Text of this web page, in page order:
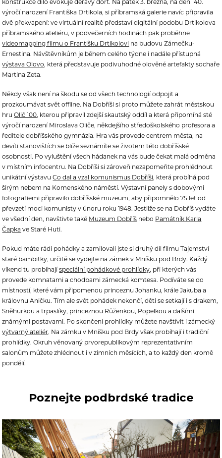
konstrukce dílo evokuje děravý dort. Na pátek 3. března, na den 140.
výročí narození Františka Drtikola, si příbramská galerie navíc připravila
dvě překvapení: ve virtuální realitě představí digitální podobu Drtikolova
příbramského ateliéru, v podvečerních hodinách pak proběhne
videomapping filmu o Františku Drtikolovi na budovu Zámečku-
Ernestina. Návštěvníkům je během celého týdne i nadále přístupná
výstava Olovo, která představuje podivuhodné olověné artefakty sochaře
Martina Zeta.
Někdy však není na škodu se od všech technologií odpojit a
prozkoumávat svět offline. Na Dobříši si proto můžete zahrát městskou
hruOlič 100, kterou připravil zdejší skautský oddíl a která připomíná sté
výročí narození Miroslava Oliče, někdejšího středoškolského profesora a
ředitele dobříšského gymnázia. Hra vás provede centrem města, na
devíti stanovištích se blíže seznámíte se životem této dobříšské
osobnosti. Po vyluštění všech hádanek na vás bude čekat malá odměna
v místním infocentru. Na Dobříši si zároveň nezapomeňte prohlédnout
unikátní výstavuCo dal a vzal komunismus Dobříši, která probíhá pod
širým nebem na Komenského náměstí. Výstavní panely s dobovými
fotografiemi připravilo dobříšské muzeum, aby připomnělo 75 let od
převzetí moci komunisty v únoru roku 1948. Jestliže se na Dobříš vydáte
ve všední den, navštivte také Muzeum Dobříš nebo Památník Karla
Čapka ve Staré Huti.
Pokud máte rádi pohádky a zamilovali jste si druhý díl filmu Tajemství
staré bambitky, určitě se vydejte na zámek v Mníšku pod Brdy. Každý
víkend tu probíhajíspeciální pohádkové prohlídky, při kterých vás
provede komnatami a chodbami zámecká komtesa. Podíváte se do
místností, které vám připomenou princeznu Johanku, krále Jakuba a
královnu Aničku. Tím ale svět pohádek nekončí, děti se setkají i s drakem,
Sněhurkou a trpaslíky, princeznou Růženkou, Popelkou a dalšími
známými postavami. Po skončení prohlídky můžete navštívit i zámecký
výtvarný ateliér. Na zámku v Mníšku pod Brdy však probíhají i tradiční
prohlídky. Okruh věnovaný prvorepublikovým reprezentativním
salonům můžete zhlédnout i v zimních měsících, a to každý den kromě
pondělí.
Poznejte podbrdské tradice